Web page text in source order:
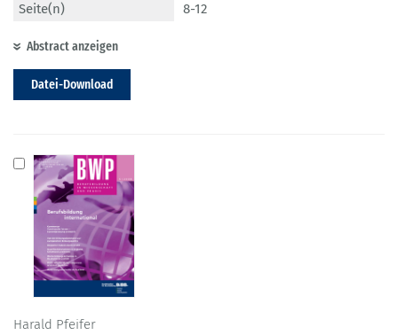
Seite(n)
8-12
Abstract anzeigen
Datei-Download
Harald Pfeifer